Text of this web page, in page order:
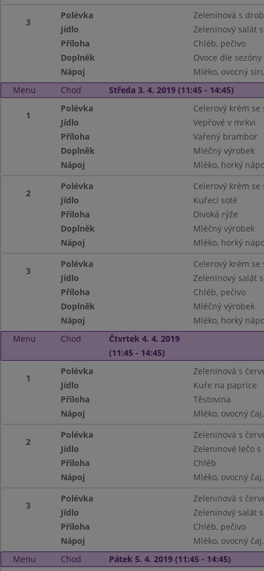
3
Polévka
Zeleninová s
Jídlo
Zeleninový salát
Příloha
Chléb, pečivo
Doplněk
Ovoce dle sezóny
Nápoj
Mléko, ovocný
Menu
Chod Středa 3. 4. 2019 (11:45 - 14:45)
1
Polévka
Celerový krém
Jídlo
Vepřové v mrkvi
Příloha
Vařený brambor
Doplněk
Mléčný výrobek
Nápoj
Mléko, horký
2
Polévka
Celerový krém
Jídlo
Kuřecí soté
Příloha
Divoká rýže
Doplněk
Mléčný výrobek
Nápoj
Mléko, horký
3
Polévka
Celerový krém
Jídlo
Zeleninový salát
Příloha
Chléb, pečivo
Doplněk
Mléčný výrobek
Nápoj
Mléko, horký
Menu
Chod
Čtvrtek 4. 4. 2019
(11:45 - 14:45)
1
Polévka
Zeleninová s
Jídlo
Kuře na paprice
Příloha
Těstovina
Nápoj
Mléko, ovocný
2
Polévka
Zeleninová s
Jídlo
Zeleninové lečo
Příloha
Chléb
Nápoj
Mléko, ovocný
3
Polévka
Zeleninová s
Jídlo
Zeleninový salát
Příloha
Chléb, pečivo
Nápoj
Mléko, ovocný
Menu
Chod Pátek 5. 4. 2019 (11:45 - 14:45)